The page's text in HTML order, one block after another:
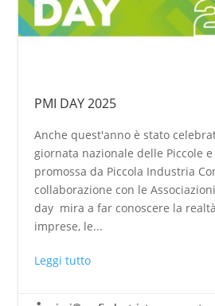
PMI DAY 2025
Anche quest'anno è stato
giornata nazionale delle Piccole
promossa da Piccola Industria
collaborazione con le
day mira a far conoscere la
imprese, le...
Leggi tutto